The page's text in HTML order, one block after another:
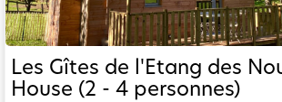
Les Gîtes de l'Etang des
House (2 - 4 personnes)